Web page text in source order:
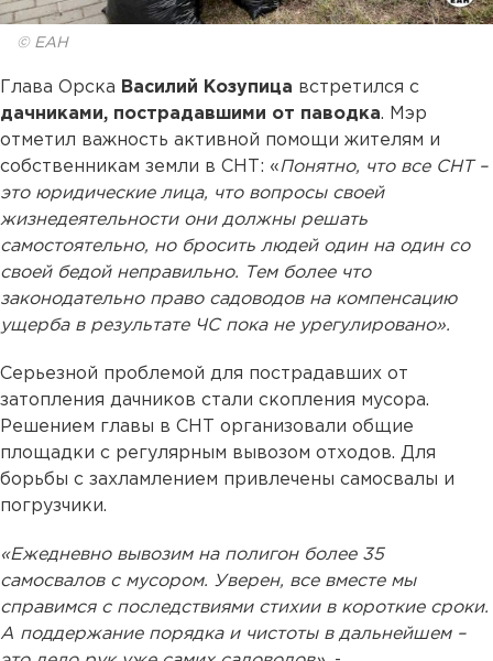
© ЕАН
Глава Орска Василий Козупица встретился с
дачниками, пострадавшими от паводка. Мэр
отметил важность активной помощи жителям и
собственникам земли в СНТ: «Понятно, что все СНТ –
это юридические лица, что вопросы своей
жизнедеятельности они должны решать
самостоятельно, но бросить людей один на один со
своей бедой неправильно. Тем более что
законодательно право садоводов на компенсацию
ущерба в результате ЧС пока не урегулировано».
Серьезной проблемой для пострадавших от
затопления дачников стали скопления мусора.
Решением главы в СНТ организовали общие
площадки с регулярным вывозом отходов. Для
борьбы с захламлением привлечены самосвалы и
погрузчики.
«Ежедневно вывозим на полигон более 35
самосвалов с мусором. Уверен, все вместе мы
справимся с последствиями стихии в короткие сроки.
А поддержание порядка и чистоты в дальнейшем –